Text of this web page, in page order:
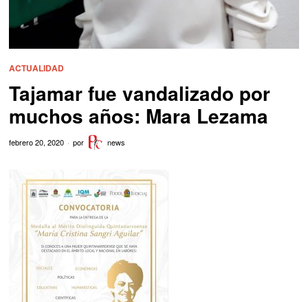
ACTUALIDAD
Tajamar fue vandalizado por
muchos años: Mara Lezama
febrero 20, 2020 por news